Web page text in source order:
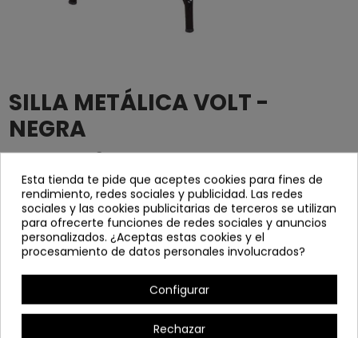
SILLA METÁLICA VOLT -
NEGRA
4061
Silla apilable fabricada en acero y acabada en pintura epoxi.
Color negro.
Ancho: 48 cm
Altura asiento: 45 cm
Esta tienda te pide que aceptes cookies para fines de
rendimiento, redes sociales y publicidad. Las redes
sociales y las cookies publicitarias de terceros se utilizan
para ofrecerte funciones de redes sociales y anuncios
personalizados. ¿Aceptas estas cookies y el
procesamiento de datos personales involucrados?
Configurar
Rechazar